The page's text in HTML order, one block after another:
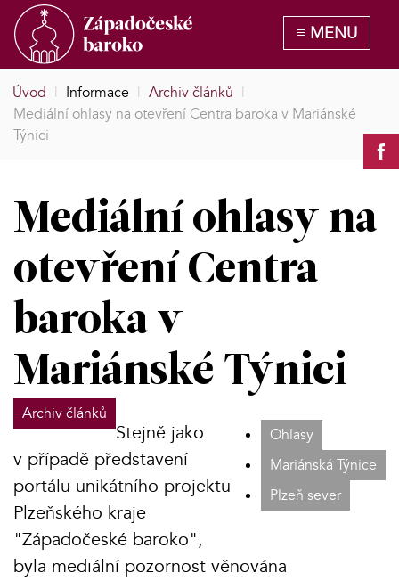
Úvod | Informace | Archiv článků |
Mediální ohlasy na otevření Centra baroka v Mariánské
Týnici
Mediální ohlasy na
otevření Centra
baroka v
Mariánské Týnici
Archiv článků
Ohlasy
Mariánská Týnice
Plzeň sever
Stejně jako
v případě představení
portálu unikátního projektu
Plzeňského kraje
"Západočeské baroko",
byla mediální pozornost věnována